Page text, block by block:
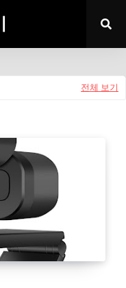
전체 보기